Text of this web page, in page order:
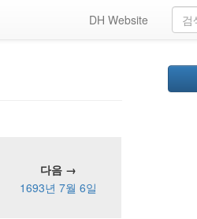
DH Website
다음 →
1693년 7월 6일